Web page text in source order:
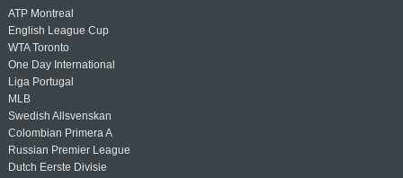
ATP Montreal
English League Cup
WTA Toronto
One Day International
Liga Portugal
MLB
Swedish Allsvenskan
Colombian Primera A
Russian Premier League
Dutch Eerste Divisie